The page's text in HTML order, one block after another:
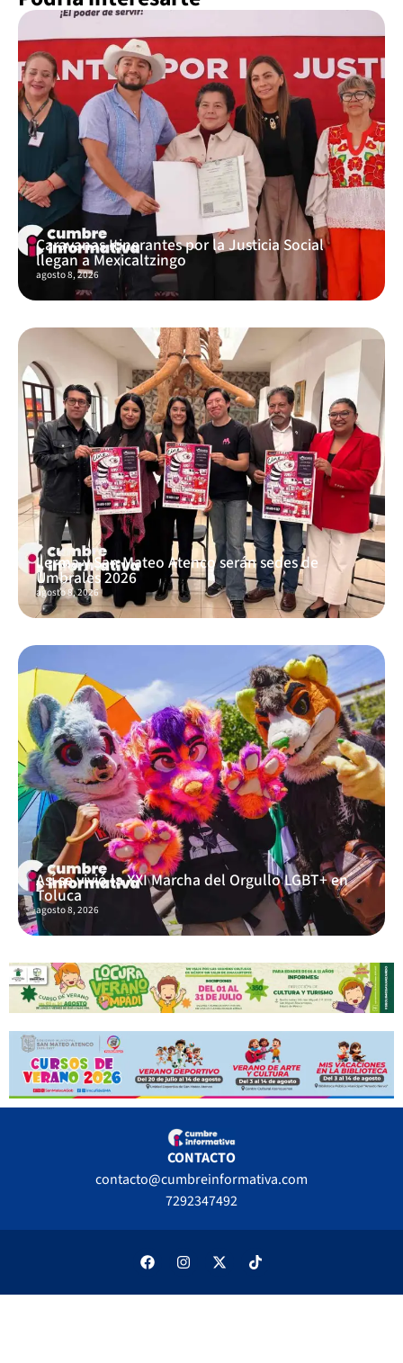
Caravanas Itinerantes por la Justicia Social
llegan a Mexicaltzingo
agosto 8, 2026
Lerma y San Mateo Atenco serán sedes de
Umbrales 2026
agosto 8, 2026
Así se vivió la XXI Marcha del Orgullo LGBT+ en
Toluca
agosto 8, 2026
CONTACTO
contacto@cumbreinformativa.com
7292347492